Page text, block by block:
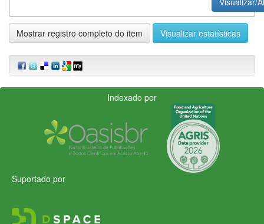
Mostrar registro completo do item Visualizar estatísticas
Indexado por
Suportado por